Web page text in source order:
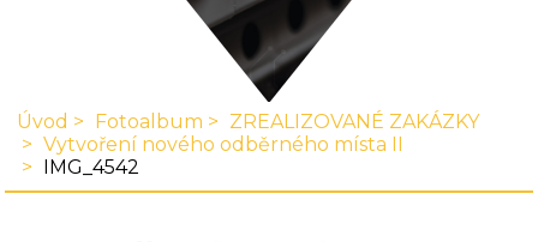
Úvod Fotoalbum
ZREALIZOVANÉ ZAKÁZKY
Vytvoření nového odběrného místa II
IMG_4542